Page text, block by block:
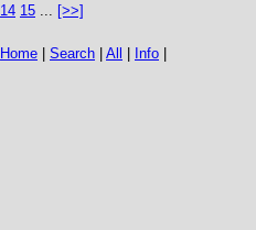
14 15 ... [>>]
Home Search All Info